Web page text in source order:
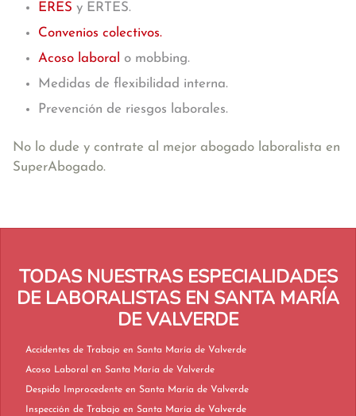
ERES y ERTES.
Convenios colectivos.
Acoso laboral o mobbing.
Medidas de flexibilidad interna.
Prevención de riesgos laborales.
No lo dude y contrate al mejor abogado laboralista en
SuperAbogado.
TODAS NUESTRAS ESPECIALIDADES
DE LABORALISTAS EN SANTA MARÍA
DE VALVERDE
Accidentes de Trabajo en Santa María de Valverde
Acoso Laboral en Santa María de Valverde
Despido Improcedente en Santa María de Valverde
Inspección de Trabajo en Santa María de Valverde